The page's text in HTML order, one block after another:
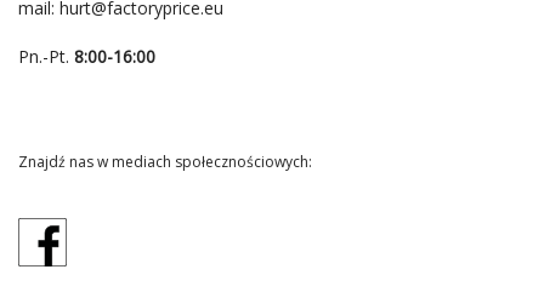
mail: hurt@factoryprice.eu
Pn.-Pt. 8:00-16:00
Znajdź nas w mediach społecznościowych: